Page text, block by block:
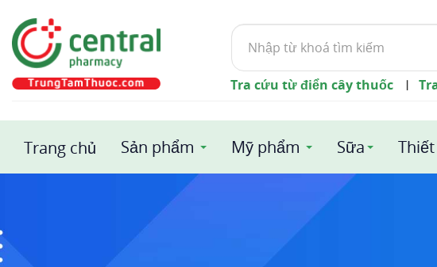
Tìm
kiếm
Tra cứu từ điển cây thuốc |
Trang chủ Sản phẩm Mỹ phẩm Sữa